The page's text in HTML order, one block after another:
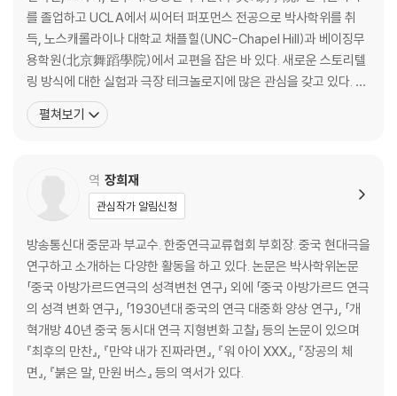
를 졸업하고 UCLA에서 씨어터 퍼포먼스 전공으로 박사학위를 취
득, 노스캐롤라이나 대학교 채플힐(UNC-Chapel Hill)과 베이징무
용학원(北京舞蹈學院)에서 교편을 잡은 바 있다. 새로운 스토리텔
링 방식에 대한 실험과 극장 테크놀로지에 많은 관심을 갖고 있다. 안
무가 장판(江帆)과 함께 연극과 무용을 결합하는 ‘싼완 씨어터그룹
(三碗合作社)’을 창립하고, 여성의 삶에 대한 다양한 표현을 탐색하
펼쳐보기
역 장희재
관심작가 알림신청
방송통신대 중문과 부교수. 한중연극교류협회 부회장. 중국 현대극을
연구하고 소개하는 다양한 활동을 하고 있다. 논문은 박사학위논문
「중국 아방가르드연극의 성격변천 연구」 외에 「중국 아방가르드 연극
의 성격 변화 연구」, 「1930년대 중국의 연극 대중화 양상 연구」, 「개
혁개방 40년 중국 동시대 연극 지형변화 고찰」 등의 논문이 있으며
『최후의 만찬』, 『만약 내가 진짜라면』, 『워 아이 XXX』, 『장공의 체
면』, 『붉은 말, 만원 버스』 등의 역서가 있다.